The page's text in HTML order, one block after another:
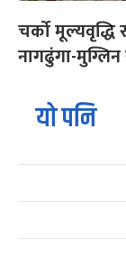
चर्को मूल्यवृद्धि
नागढुंगा-
यो पनि